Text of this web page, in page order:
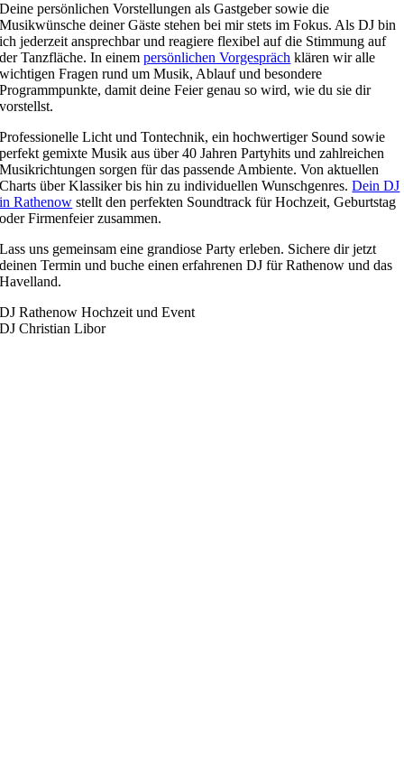
Deine persönlichen Vorstellungen als Gastgeber sowie die
Musikwünsche deiner Gäste stehen bei mir stets im Fokus. Als DJ bin
ich jederzeit ansprechbar und reagiere flexibel auf die Stimmung auf
der Tanzfläche. In einempersönlichen Vorgespräch klären wir alle
wichtigen Fragen rund um Musik, Ablauf und besondere
Programmpunkte, damit deine Feier genau so wird, wie du sie dir
vorstellst.
Professionelle Licht und Tontechnik, ein hochwertiger Sound sowie
perfekt gemixte Musik aus über 40 Jahren Partyhits und zahlreichen
Musikrichtungen sorgen für das passende Ambiente. Von aktuellen
Charts über Klassiker bis hin zu individuellen Wunschgenres.Dein DJ
in Rathenow stellt den perfekten Soundtrack für Hochzeit, Geburtstag
oder Firmenfeier zusammen.
Lass uns gemeinsam eine grandiose Party erleben. Sichere dir jetzt
deinen Termin und buche einen erfahrenen DJ für Rathenow und das
Havelland.
DJ Rathenow Hochzeit und Event
DJ Christian Libor